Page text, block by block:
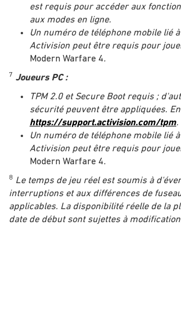
est requis pour accéder aux
aux modes en ligne.
Un numéro de téléphone mobile lié
Activision peut être requis pour
Modern Warfare 4.
7 Joueurs PC :
TPM 2.0 et Secure Boot requis ;
sécurité peuvent être appliquées.
https://support.activision.com/tpm.
Un numéro de téléphone mobile lié
Activision peut être requis pour
Modern Warfare 4.
8 Le temps de jeu réel est soumis à
interruptions et aux différences de
applicables. La disponibilité réelle de la
date de début sont sujettes à